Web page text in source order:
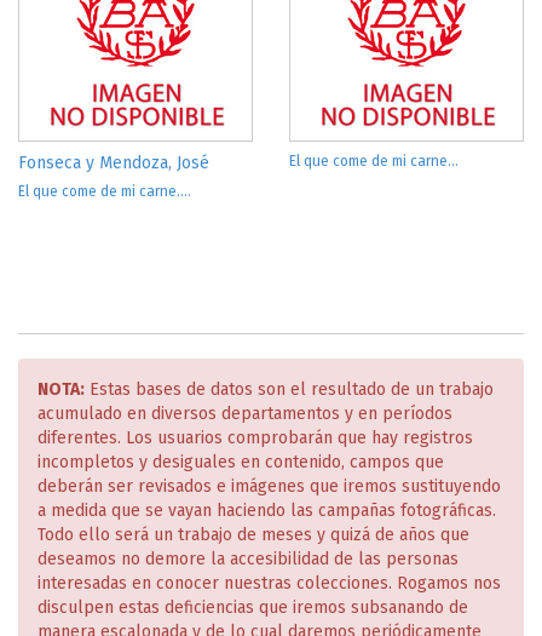
Fonseca y Mendoza, José
El que come de mi carne....
El que come de mi carne...
NOTA: Estas bases de datos son el resultado de un trabajo
acumulado en diversos departamentos y en períodos
diferentes. Los usuarios comprobarán que hay registros
incompletos y desiguales en contenido, campos que
deberán ser revisados e imágenes que iremos sustituyendo
a medida que se vayan haciendo las campañas fotográficas.
Todo ello será un trabajo de meses y quizá de años que
deseamos no demore la accesibilidad de las personas
interesadas en conocer nuestras colecciones. Rogamos nos
disculpen estas deficiencias que iremos subsanando de
manera escalonada y de lo cual daremos periódicamente